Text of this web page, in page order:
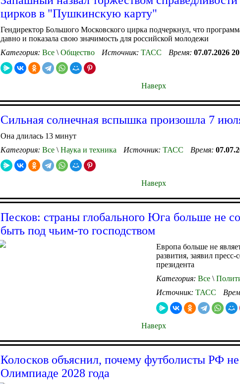
цирков в "Пушкинскую карту"
Гендиректор Большого Московского цирка подчеркнул, что
давно и показала свою значимость для российской молодежи
Категория: Все \ Общество Источник: ТАСС Время: 07.07.2026
Наверх
Сильная солнечная вспышка произошла 7
Она длилась 13 минут
Категория: Все \ Наука и техника Источник: ТАСС Время:
Наверх
Песков: страны глобального Юга больше не
быть под чьим-то господством
Европа больше не
развития, заявил пресс-
президента
Категория: Все \
Источник: ТАСС
Наверх
Колосков объяснил, почему футболисты РФ
Олимпиаде 2028 года